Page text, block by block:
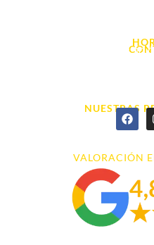
L. - S.
NUESTRAS
VALORACIÓN